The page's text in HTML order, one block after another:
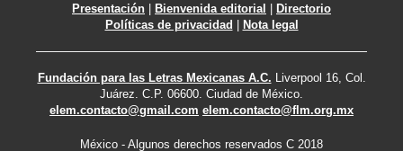
Presentación | Bienvenida editorial | Directorio
Políticas de privacidad | Nota legal
Fundación para las Letras Mexicanas A.C. Liverpool 16, Col.
Juárez. C.P. 06600. Ciudad de México.
elem.contacto@gmail.com elem.contacto@flm.org.mx
México - Algunos derechos reservados C 2018